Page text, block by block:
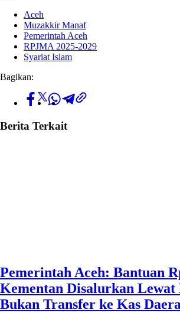
Aceh
Muzakkir Manaf
Pemerintah Aceh
RPJMA 2025-2029
Syariat Islam
Bagikan:
Berita Terkait
Pemerintah Aceh: Bantuan
Kementan Disalurkan Lewat
Bukan Transfer ke Kas